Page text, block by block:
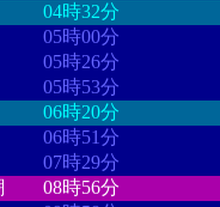
04時32分
05時00分
05時26分
05時53分
06時20分
06時51分
07時29分
08時56分